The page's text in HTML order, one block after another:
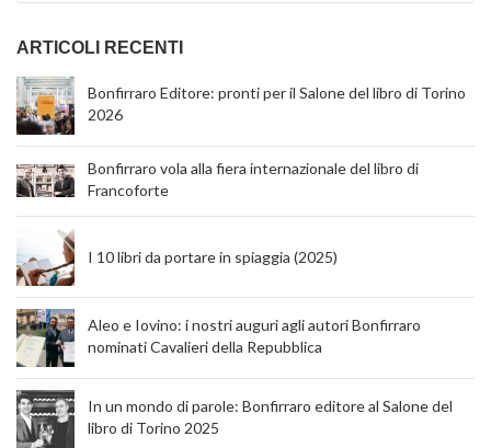
ARTICOLI RECENTI
Bonfirraro Editore: pronti per il Salone del libro di Torino
2026
Bonfirraro vola alla fiera internazionale del libro di
Francoforte
I 10 libri da portare in spiaggia (2025)
Aleo e Iovino: i nostri auguri agli autori Bonfirraro
nominati Cavalieri della Repubblica
In un mondo di parole: Bonfirraro editore al Salone del
libro di Torino 2025